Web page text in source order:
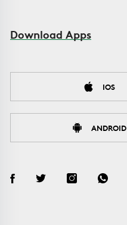
Download Apps
IOS
ANDROID